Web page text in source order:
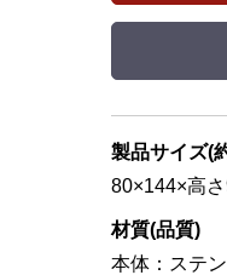
製品サイズ(
80×144×高
材質(品質)
本体：ステ